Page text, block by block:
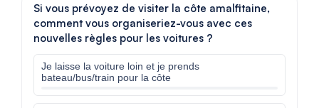
Si vous prévoyez de visiter la côte amalfitaine,
comment vous organiseriez-vous avec ces
nouvelles règles pour les voitures ?
Je laisse la voiture loin et je prends
bateau/bus/train pour la côte